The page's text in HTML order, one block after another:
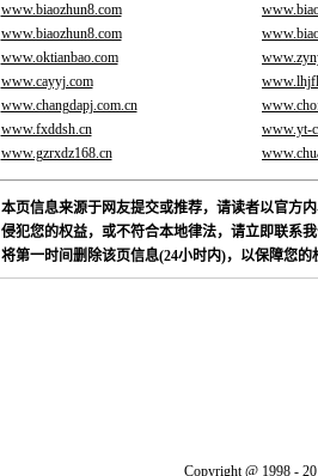
www.biaozhun8.com
www.biaozhun8.com
www.oktianbao.com
www.cayyj.com
www.changdapj.com.cn
www.fxddsh.cn
www.yt-
www.gzrxdz168.cn
本页信息来源于网友提交或推荐，请读者以官方
侵犯您的权益，或不符合本地律法，请立即联系
将第一时间删除该页信息(24小时内)，以保障您的
Copyright @ 1998 -